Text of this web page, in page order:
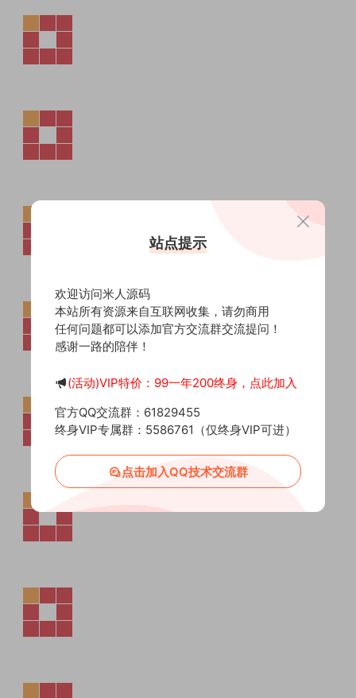
站点提示
欢迎访问米人源码
本站所有资源来自互联网收集，请勿商用
任何问题都可以添加官方交流群交流提问！
感谢一路的陪伴！
(活动)VIP特价：99一年200终身，点此加入
官方QQ交流群：61829455
终身VIP专属群：5586761（仅终身VIP可进）
点击加入QQ技术交流群